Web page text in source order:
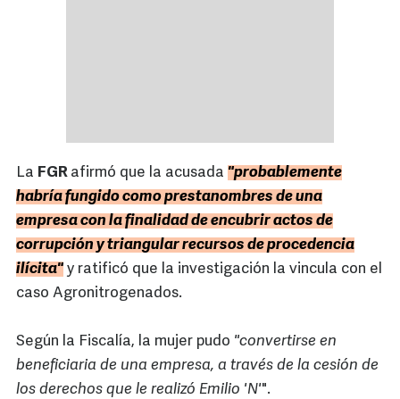
La FGR afirmó que la acusada "probablemente
habría fungido como prestanombres de una
empresa con la finalidad de encubrir actos de
corrupción y triangular recursos de procedencia
ilícita" y ratificó que la investigación la vincula con el
caso Agronitrogenados.
Según la Fiscalía, la mujer pudo "convertirse en
beneficiaria de una empresa, a través de la cesión de
los derechos que le realizó Emilio 'N'".